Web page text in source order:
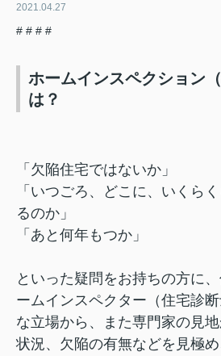
2021.04.27
# # # #
ホームインスペクション
は？
「欠陥住宅ではないか」
「いつごろ、どこに、いくら
るのか」
「あと何年もつか」
といった疑問をお持ちの方に
ームインスペクター（住宅診
な立場から、また専門家の見
状況、欠陥の有無などを見極